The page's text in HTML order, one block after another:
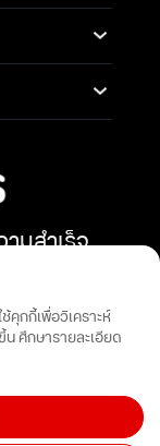
มสำเร็จ
น
ยุดยั้ง
คุกกี้เพื่อวิเคราะห์
ศึกษารายละเอียด